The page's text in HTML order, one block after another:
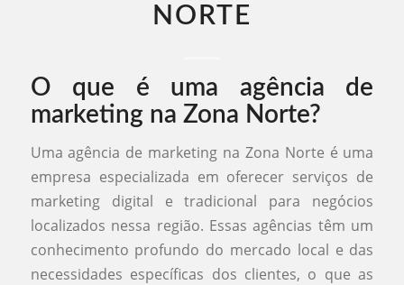
NORTE​
O que é uma agência de
marketing na Zona Norte?
Uma agência de marketing na Zona Norte é uma
empresa especializada em oferecer serviços de
marketing digital e tradicional para negócios
localizados nessa região. Essas agências têm um
conhecimento profundo do mercado local e das
necessidades específicas dos clientes, o que as